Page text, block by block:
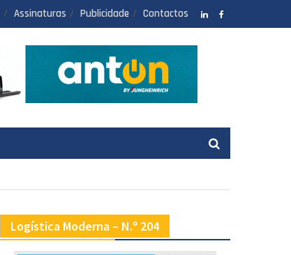
Assinaturas Publicidade Contactos
Logística Moderna – N.º 204